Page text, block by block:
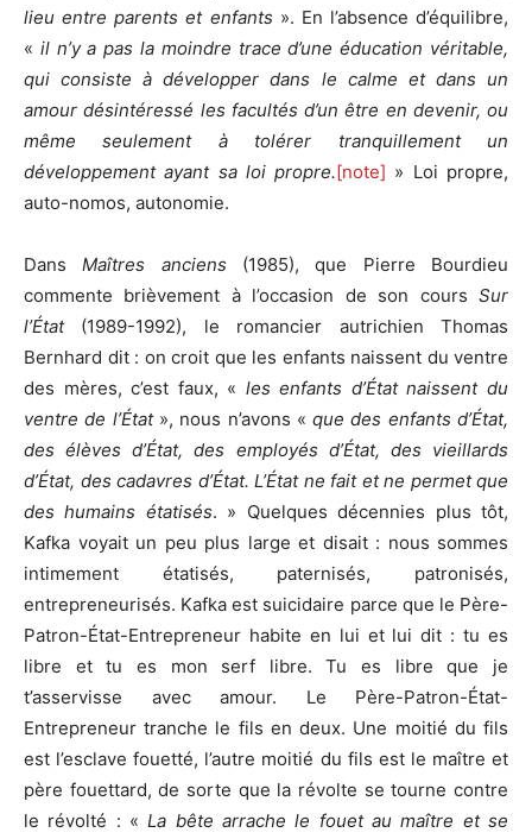
lieu entre parents et enfants ». En l’absence d’équilibre,
« il n’y a pas la moindre trace d’une éducation véritable,
qui consiste à développer dans le calme et dans un
amour désintéressé les facultés d’un être en devenir, ou
même seulement à tolérer tranquillement un
développement ayant sa loi propre.[note] » Loi propre,
auto-nomos, autonomie.
DansMaîtres anciens (1985), que Pierre Bourdieu
commente brièvement à l’occasion de son cours Sur
l’État(1989-1992), le romancier autrichien Thomas
Bernhard dit : on croit que les enfants naissent du ventre
des mères, c’est faux, « les enfants d’État naissent du
ventre de l’État», nous n’avons «que des enfants d’État,
des élèves d’État, des employés d’État, des vieillards
d’État, des cadavres d’État. L’État ne fait et ne permet que
des humains étatisés. » Quelques décennies plus tôt,
Kafka voyait un peu plus large et disait : nous sommes
intimement étatisés, paternisés, patronisés,
entrepreneurisés. Kafka est suicidaire parce que le Père-
Patron-État-Entrepreneur habite en lui et lui dit : tu es
libre et tu es mon serf libre. Tu es libre que je
t’asservisse avec amour. Le Père-Patron-État-
Entrepreneur tranche le fils en deux. Une moitié du fils
est l’esclave fouetté, l’autre moitié du fils est le maître et
père fouettard, de sorte que la révolte se tourne contre
le révolté : «La bête arrache le fouet au maître et se